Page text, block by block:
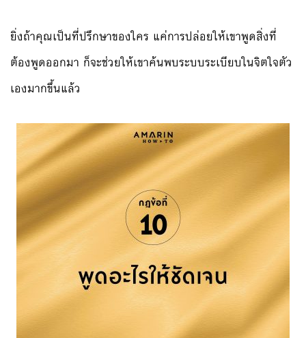
ยิ่งถ้าคุณเป็นที่ปรึกษาของใคร แค่การปล่อยให้เขาพูดสิ่งที่
ต้องพูดออกมา ก็จะช่วยให้เขาค้นพบระบบระเบียบในจิตใจตัว
เองมากขึ้นแล้ว